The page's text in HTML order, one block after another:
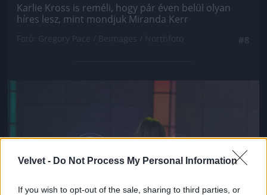
Velvet - Do Not Process My Personal Information
If you wish to opt-out of the sale, sharing to third parties, or
Karlie Kross is reméli, hogy pár éven belül olyan
híres lesz, mint mondjuk Miranda Kerr
Jön még kép!